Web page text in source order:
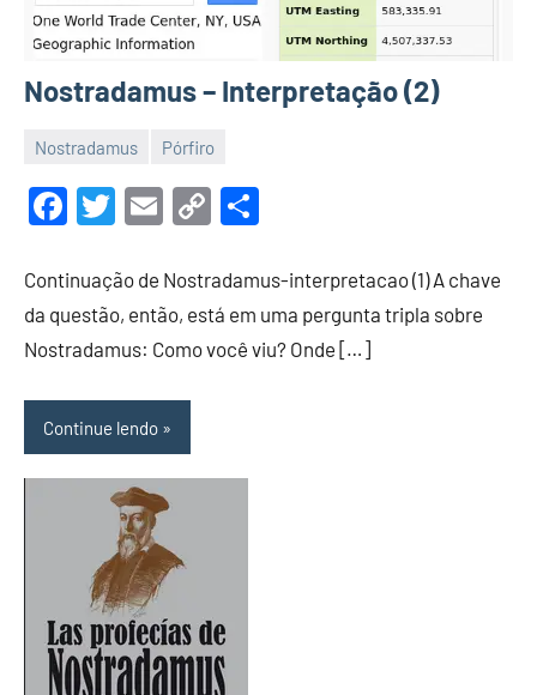
Nostradamus – Interpretação (2)
Nostradamus Pórfiro
de
julho
2022
GarrettFacebook
Twitter
Email
Copy
Continuação de Nostradamus-interpretacao (1) A chave
da questão, então, está em uma pergunta tripla sobre
Nostradamus: Como você viu? Onde […]
Continue lendo